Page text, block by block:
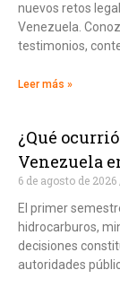
nuevos retos
Venezuela.
testimonios,
Leer más »
¿Qué
Venezuela
6 de agosto de 2026
El primer
hidrocarburos,
decisiones
autoridades